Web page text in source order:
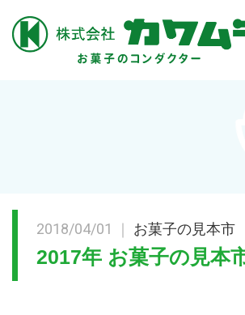
2018/04/01 ｜ お菓子の見本市
2017年 お菓子の見本